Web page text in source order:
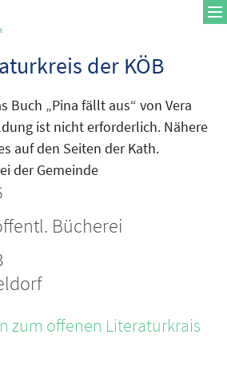
der KÖB
Buch „Pina fällt aus“ von Vera
ist nicht erforderlich. Nähere
auf den Seiten der Kath.
der Gemeinde
Bücherei
zum offenen Literaturkrais